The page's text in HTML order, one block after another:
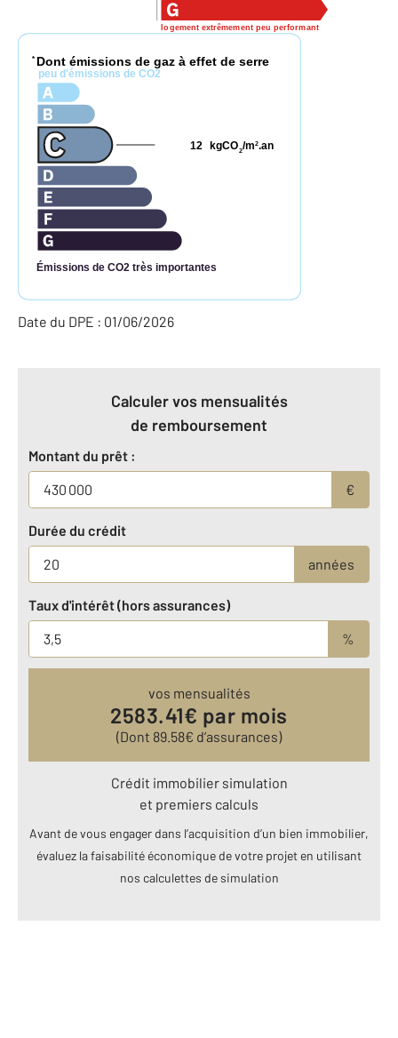
logement extrêmement peu performant
* Dont émissions de gaz à effet de serre
peu d'émissions de CO2
Émissions de CO2 très importantes
kgCO2/m2.an
12
Date du DPE : 01/06/2026
Calculer vos mensualités
de remboursement
Montant du prêt :
€
Durée du crédit
années
Taux d'intérêt (hors assurances)
%
vos mensualités
2583.41€ par mois
(Dont 89.58€ d’assurances)
Crédit immobilier simulation
et premiers calculs
Avant de vous engager dans l’acquisition d’un bien immobilier,
évaluez la faisabilité économique de votre projet en utilisant
nos calculettes de simulation